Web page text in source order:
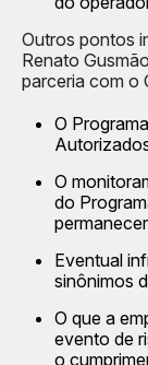
Outros pontos
Renato
parceria com o
O
O
do
Eventual
sinônimos
O que a
evento de
o